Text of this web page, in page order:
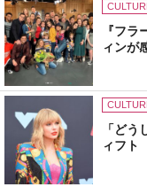
『フ
ィンが
「ど
ィフト